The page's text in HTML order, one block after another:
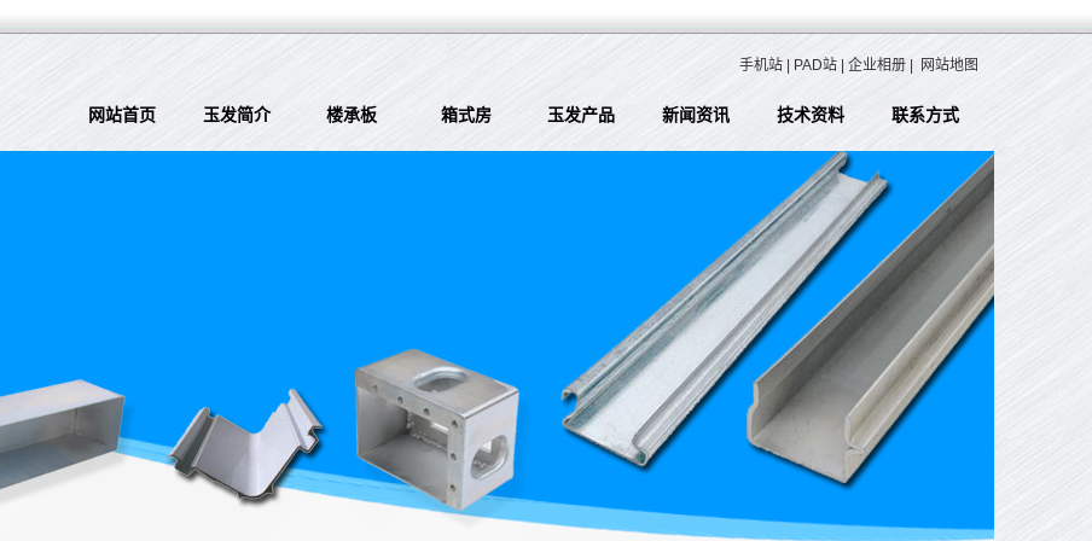
手机站 PAD站 企业相册 网站地图
网站首页 玉发简介 楼承板 箱式房 玉发产品 新闻资讯 技术资料 联系方式